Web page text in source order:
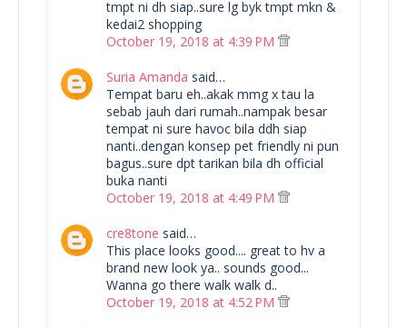
tmpt ni dh siap..sure lg byk tmpt mkn &
kedai2 shopping
October 19, 2018 at 4:39 PM
Suria Amanda said…
Tempat baru eh..akak mmg x tau la
sebab jauh dari rumah..nampak besar
tempat ni sure havoc bila ddh siap
nanti..dengan konsep pet friendly ni pun
bagus..sure dpt tarikan bila dh official
buka nanti
October 19, 2018 at 4:49 PM
cre8tone said…
This place looks good.... great to hv a
brand new look ya.. sounds good...
Wanna go there walk walk d..
October 19, 2018 at 4:52 PM